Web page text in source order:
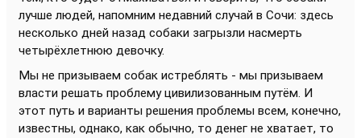
лучше людей, напомним недавний случай в Сочи: здесь
несколько дней назад собаки загрызли насмерть
четырёхлетнюю девочку.
Мы не призываем собак истреблять - мы призываем
власти решать проблему цивилизованным путём. И
этот путь и варианты решения проблемы всем, конечно,
известны, однако, как обычно, то денег не хватает, то